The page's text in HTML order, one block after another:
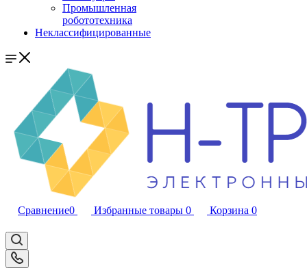
Промышленная
робототехника
Неклассифицированные
Сравнение0 Избранные товары 0 Корзина 0